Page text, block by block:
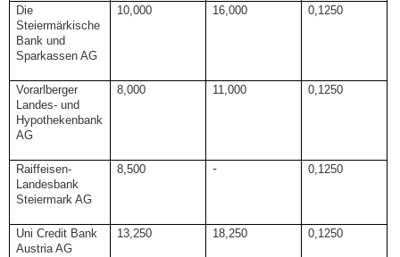
Die
Steiermärkische
Bank und
Sparkassen AG
10,000 16,000 0,1250
Vorarlberger
Landes- und
Hypothekenbank
AG
8,000 11,000 0,1250
Raiffeisen-
Landesbank
Steiermark AG
8,500 - 0,1250
Uni Credit Bank
Austria AG
13,250 18,250 0,1250